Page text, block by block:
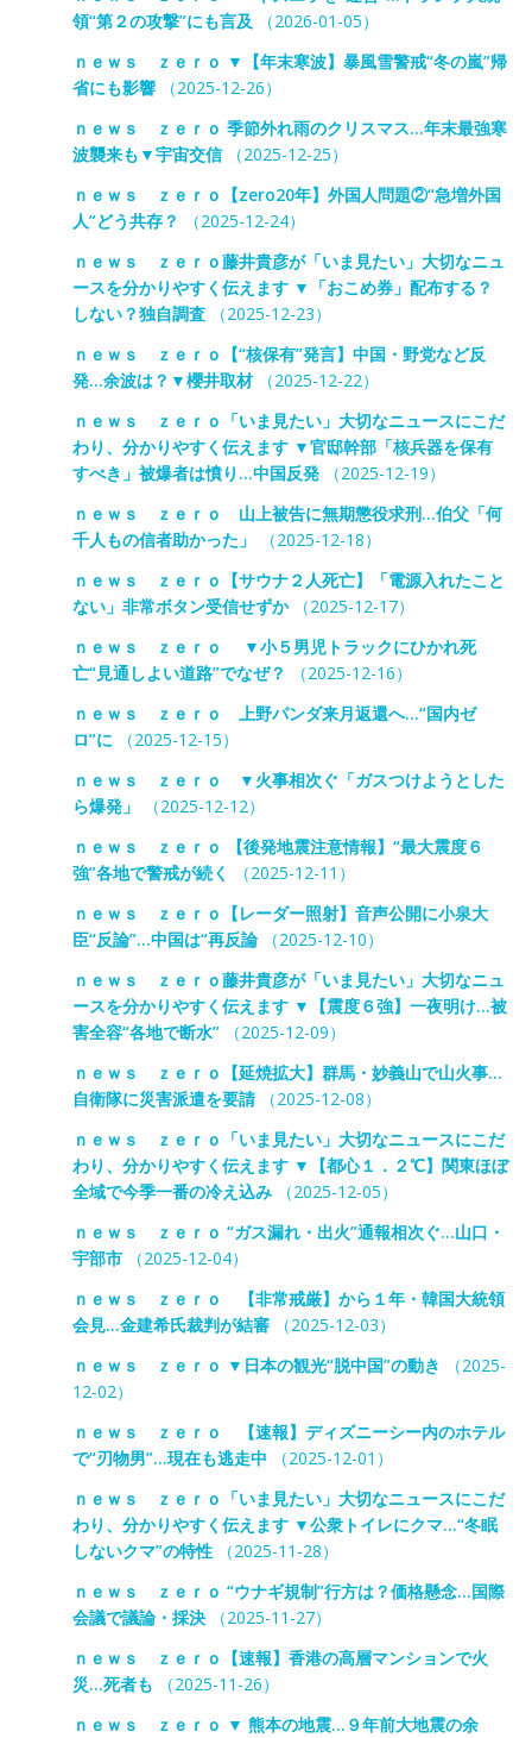
領“第２の攻撃”にも言及 （2026-01-05）
ｎｅｗｓ ｚｅｒｏ ▼【年末寒波】暴風雪警戒“冬の嵐”帰
省にも影響（2025-12-26）
ｎｅｗｓ ｚｅｒｏ 季節外れ雨のクリスマス…年末最強寒
波襲来も▼宇宙交信（2025-12-25）
ｎｅｗｓ ｚｅｒｏ【zero20年】外国人問題②“急増外国
人”どう共存？
（2025-12-24）
ｎｅｗｓ ｚｅｒｏ藤井貴彦が「いま見たい」大切なニュ
ースを分かりやすく伝えます ▼「おこめ券」配布する？
しない？独自調査（2025-12-23）
ｎｅｗｓ ｚｅｒｏ【“核保有”発言】中国・野党など反
発…余波は？▼櫻井取材（2025-12-22）
ｎｅｗｓ ｚｅｒｏ「いま見たい」大切なニュースにこだ
わり、分かりやすく伝えます ▼官邸幹部「核兵器を保有
すべき」被爆者は憤り…中国反発（2025-12-19）
ｎｅｗｓ ｚｅｒｏ 山上被告に無期懲役求刑…伯父「何
千人もの信者助かった」
（2025-12-18）
ｎｅｗｓ ｚｅｒｏ【サウナ２人死亡】「電源入れたこと
ない」非常ボタン受信せずか（2025-12-17）
ｎｅｗｓ ｚｅｒｏ ▼小５男児トラックにひかれ死
亡“見通しよい道路”でなぜ？
（2025-12-16）
ｎｅｗｓ ｚｅｒｏ 上野パンダ来月返還へ…“国内ゼ
ロ”に（2025-12-15）
ｎｅｗｓ ｚｅｒｏ ▼火事相次ぐ「ガスつけようとした
ら爆発」
（2025-12-12）
ｎｅｗｓ ｚｅｒｏ 【後発地震注意情報】“最大震度６
強”各地で警戒が続く
（2025-12-11）
ｎｅｗｓ ｚｅｒｏ【レーダー照射】音声公開に小泉大
臣“反論”…中国は“再反論（2025-12-10）
ｎｅｗｓ ｚｅｒｏ藤井貴彦が「いま見たい」大切なニュ
ースを分かりやすく伝えます ▼【震度６強】一夜明け…被
害全容“各地で断水”（2025-12-09）
ｎｅｗｓ ｚｅｒｏ【延焼拡大】群馬・妙義山で山火事…
自衛隊に災害派遣を要請（2025-12-08）
ｎｅｗｓ ｚｅｒｏ「いま見たい」大切なニュースにこだ
わり、分かりやすく伝えます ▼【都心１．２℃】関東ほぼ
全域で今季一番の冷え込み（2025-12-05）
ｎｅｗｓ ｚｅｒｏ “ガス漏れ・出火”通報相次ぐ…山口・
宇部市（2025-12-04）
ｎｅｗｓ ｚｅｒｏ 【非常戒厳】から１年・韓国大統領
会見…金建希氏裁判が結審（2025-12-03）
ｎｅｗｓ ｚｅｒｏ ▼日本の観光“脱中国”の動き
（2025-
12-02）
ｎｅｗｓ ｚｅｒｏ 【速報】ディズニーシー内のホテル
で“刃物男”…現在も逃走中 （2025-12-01）
ｎｅｗｓ ｚｅｒｏ「いま見たい」大切なニュースにこだ
わり、分かりやすく伝えます ▼公衆トイレにクマ…“冬眠
しないクマ”の特性（2025-11-28）
ｎｅｗｓ ｚｅｒｏ “ウナギ規制”行方は？価格懸念…国際
会議で議論・採決（2025-11-27）
ｎｅｗｓ ｚｅｒｏ【速報】香港の高層マンションで火
災…死者も （2025-11-26）
ｎｅｗｓ ｚｅｒｏ ▼ 熊本の地震…９年前大地震の余